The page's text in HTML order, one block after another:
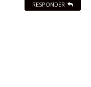
RESPONDER